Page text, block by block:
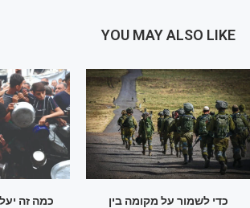
YOU MAY ALSO LIKE
כמה זה
כדי לשמור על מקומה בין